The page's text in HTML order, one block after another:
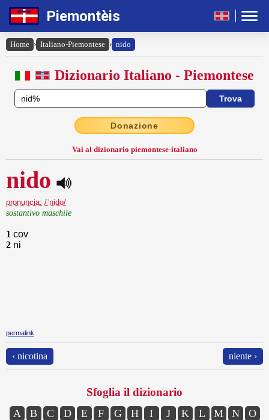
Piemontèis
Home › Italiano-Piemontese › nido
Dizionario Italiano - Piemontese
Donazione
Vai al dizionario piemontese-italiano
nido
pronuncia: /ˈnido/
sostantivo maschile
1 cov
2 ni
permalink
‹ nicotina niente ›
Sfoglia il dizionario
A B C D E F G H I J K L M N
O